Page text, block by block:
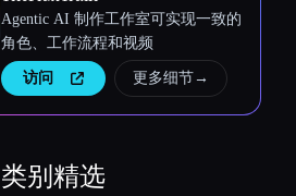
Agentic AI 制作工作室可实现一致的
角色、工作流程和视频
访问 更多细节→
类别精选